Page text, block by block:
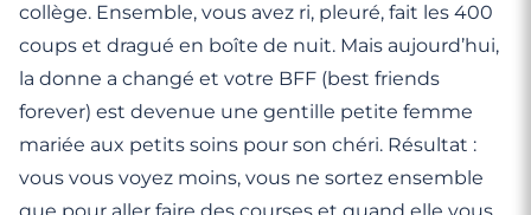
collège. Ensemble, vous avez ri, pleuré, fait les 400
coups et dragué en boîte de nuit. Mais aujourd’hui,
la donne a changé et votre BFF (best friends
forever) est devenue une gentille petite femme
mariée aux petits soins pour son chéri. Résultat :
vous vous voyez moins, vous ne sortez ensemble